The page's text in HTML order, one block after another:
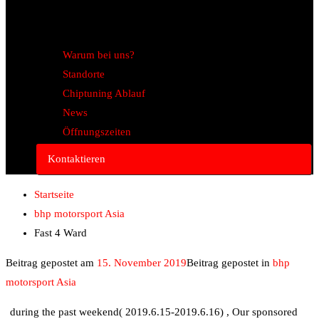
Warum bei uns?
Standorte
Chiptuning Ablauf
News
Öffnungszeiten
Kontaktieren
Startseite
bhp motorsport Asia
Fast 4 Ward
Beitrag gepostet am 15. November 2019Beitrag gepostet in bhp
motorsport Asia
during the past weekend( 2019.6.15-2019.6.16) , Our sponsored